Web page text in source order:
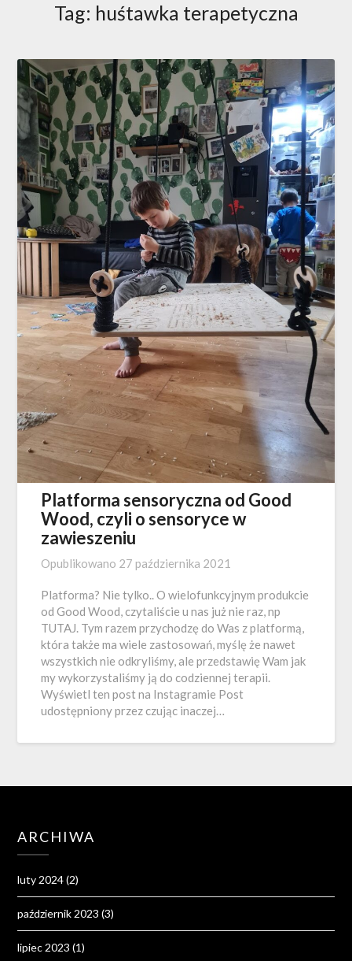
Tag: huśtawka terapetyczna
Platforma sensoryczna od Good
Wood, czyli o sensoryce w
zawieszeniu
Opublikowano 27 października 2021
Platforma? Nie tylko.. O wielofunkcyjnym produkcie
od Good Wood, czytaliście u nas już nie raz, np
TUTAJ. Tym razem przychodzę do Was z platformą,
która także ma wiele zastosowań, myślę że nawet
wszystkich nie odkryliśmy, ale przedstawię Wam jak
my wykorzystaliśmy ją do codziennej terapii.
Wyświetl ten post na Instagramie Post
udostępniony przez czując inaczej…
ARCHIWA
luty 2024(2)
październik 2023 (3)
lipiec 2023 (1)